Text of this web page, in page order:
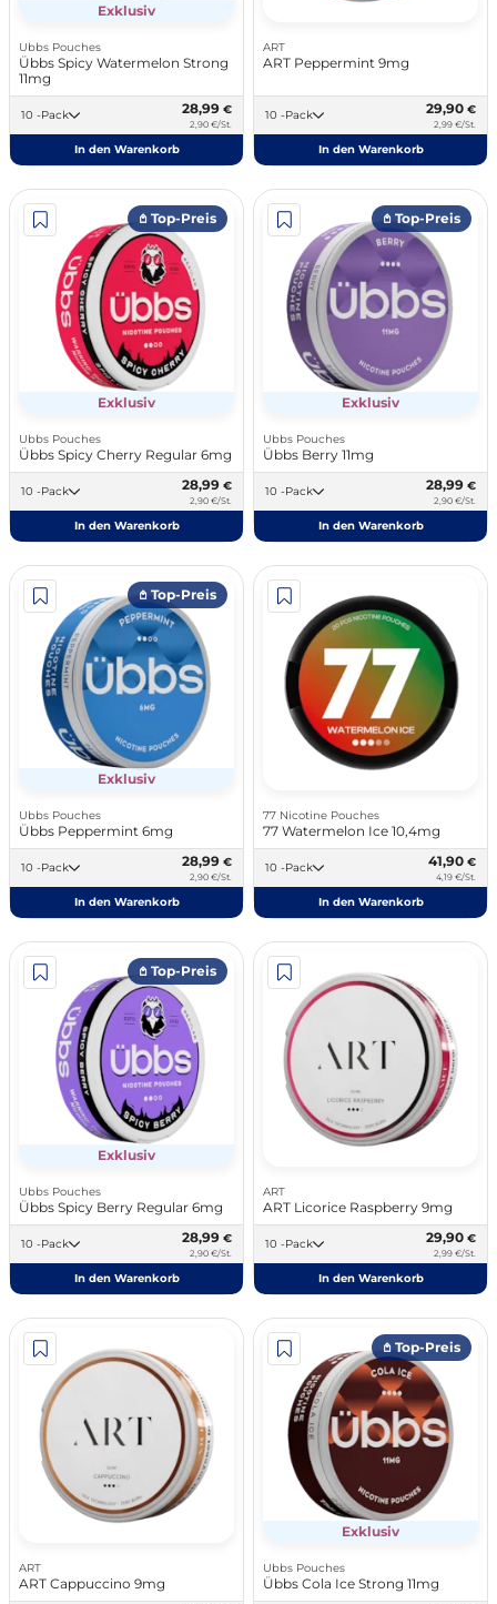
Exklusiv
Ubbs Pouches
Übbs Spicy Watermelon Strong
11mg
10 -Pack 28,99 €
2,90 €/St.
In den Warenkorb
ART
ART Peppermint 9mg
10 -Pack 29,90 €
2,99 €/St.
In den Warenkorb
𖤘 Top-Preis
Exklusiv
Ubbs Pouches
Übbs Spicy Cherry Regular 6mg
10 -Pack 28,99 €
2,90 €/St.
In den Warenkorb
𖤘 Top-Preis
Exklusiv
Ubbs Pouches
Übbs Berry 11mg
10 -Pack 28,99 €
2,90 €/St.
In den Warenkorb
𖤘 Top-Preis
Exklusiv
Ubbs Pouches
Übbs Peppermint 6mg
10 -Pack 28,99 €
2,90 €/St.
In den Warenkorb
77 Nicotine Pouches
77 Watermelon Ice 10,4mg
10 -Pack 41,90 €
4,19 €/St.
In den Warenkorb
𖤘 Top-Preis
Exklusiv
Ubbs Pouches
Übbs Spicy Berry Regular 6mg
10 -Pack 28,99 €
2,90 €/St.
In den Warenkorb
ART
ART Licorice Raspberry 9mg
10 -Pack 29,90 €
2,99 €/St.
In den Warenkorb
ART
ART Cappuccino 9mg
𖤘 Top-Preis
Exklusiv
Ubbs Pouches
Übbs Cola Ice Strong 11mg